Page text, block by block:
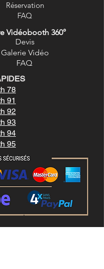
Réservation
FAQ
Devis
Vidéobooth 360°
Galerie Vidéo
FAQ
78
91
92
93
94
95
légales